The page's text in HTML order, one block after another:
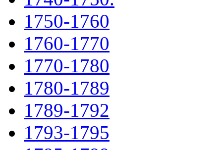
1750-1760
1760-1770
1770-1780
1780-1789
1789-1792
1793-1795